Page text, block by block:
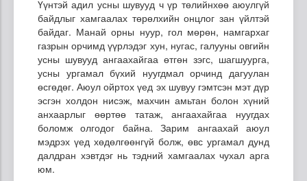
Үүнтэй адил усны шувууд ч үр төлийнхөө аюулгүй
байдлыг хамгаалах төрөлхийн онцлог зан үйлтэй
байдаг. Манай орны нуур, гол мөрөн, намгархаг
газрын орчимд үүрлэдэг хун, нугас, галууны овгийн
усны шувууд ангаахайгаа өтгөн зэгс, шагшуурга,
усны ургамал бүхий нуугдмал орчинд дагуулан
өсгөдөг. Аюул ойртох үед эх шувуу гэмтсэн мэт дүр
эсгэн холдон нисэж, махчин амьтан болон хүний
анхаарлыг өөртөө татаж, ангаахайгаа нуугдах
боломж олгодог байна. Зарим ангаахай аюул
мэдрэх үед хөдөлгөөнгүй болж, өвс ургамал дунд
далдран хэвтдэг нь тэдний хамгаалах чухал арга
юм.